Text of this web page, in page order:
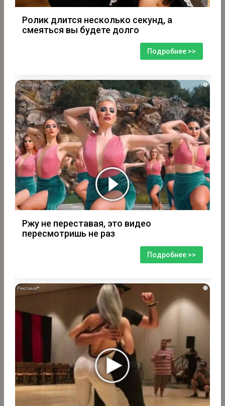
Ролик длится несколько секунд, а
смеяться вы будете долго
Подробнее >>
i
Ржу не переставая, это видео
пересмотришь не раз
Подробнее >>
i